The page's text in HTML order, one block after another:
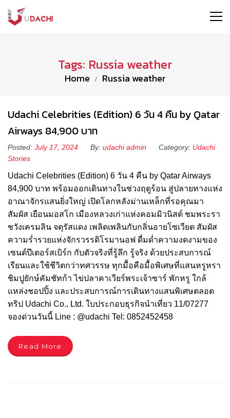
Tags: Russia weather
Home Russia weather
Udachi Celebrities (Edition) 6 วัน 4 คืน by Qatar
Airways 84,900 บาท
Posted: July 17, 2024 By: udachi admin Category: Udachi
Stories
Udachi Celebrities (Edition) 6 วัน 4 คืน by Qatar Airways
84,900 บาท พร้อมออกเดินทางในช่วงฤดูร้อน สู่ปลายทางแห่ง
อาณาจักรแสนยิ่งใหญ่ เปิดโลกหลังม่านเหล็กที่รอคุณมา
สัมผัส เยือนมอสโก เมืองหลวงเก่าแห่งคอมมิวนิสต์ ชมพระรา
ชวังเครมลิน จตุรัสแดง เพลิดเพลินกับกลิ่นอายโซเวียต สัมผัส
ความร่ำรวยแห่งจักรวรรดิโรมานอฟ ดื่มด่ำความงดงามของ
เซนต์ปีเตอร์สเบิร์ก กับตัวจริงที่รู้ลึก รู้จริง ด้วยประสบการณ์
เรียนและใช้ชีวิตกว่าทศวรรษ ทุกมื้อคือมื้อพิเศษที่แสนหรูหรา
ชิมปูยักษ์คัมชัทก้า ไข่ปลาคาเวียร์พระเจ้าซาร์ พักหรู ใกล้
แหล่งชอปปิ้ง และประสบการณ์การเดินทางแสนพิเศษตลอด
ทริป Udachi Co., Ltd. ใบประกอบธุรกิจนำเที่ยว 11/07277
จองด่วนวันนี้ Line : @udachi Tel: 0852452458
Read More